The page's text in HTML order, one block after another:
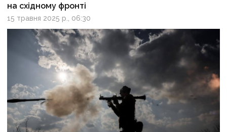
на східному фронті
15 травня 2025 р., 06:30